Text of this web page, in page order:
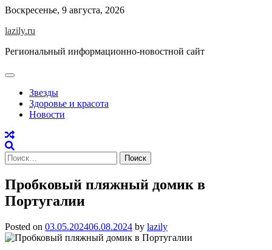
Skip
content
Воскресенье, 9 августа, 2026
lazily.ru
Региональный информационно-новостной сайт
Звезды
Здоровье и красота
Новости
Найти:
Пробковый пляжный домик в
Португалии
Posted on 03.05.202406.08.2024 by lazily